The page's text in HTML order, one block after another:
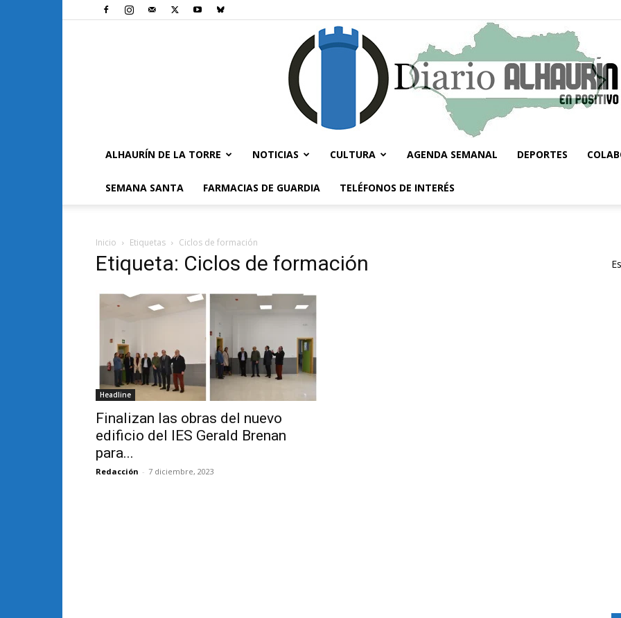
ALHAURÍN DE LA TORRE NOTICIAS CULTURA AGENDA SEMANAL DEPORTES
SEMANA SANTA FARMACIAS DE GUARDIA TELÉFONOS DE INTERÉS
Inicio Etiquetas Ciclos de formación
Etiqueta: Ciclos de formación
Headline
Finalizan las obras del nuevo
edificio del IES Gerald Brenan
para...
Redacción - 7 diciembre, 2023